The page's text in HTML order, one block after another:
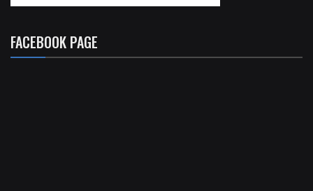
FACEBOOK PAGE